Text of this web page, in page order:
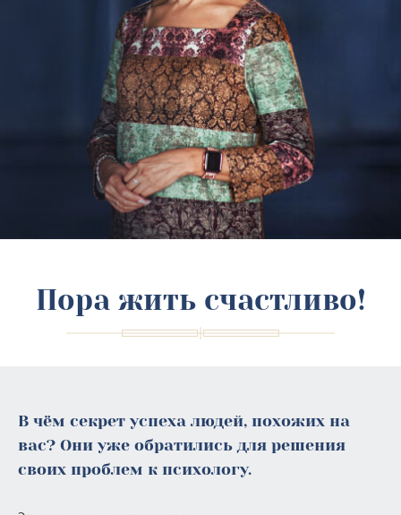
Пора жить счастливо!
В чём секрет успеха людей, похожих на
вас? Они уже обратились для решения
своих проблем к психологу.